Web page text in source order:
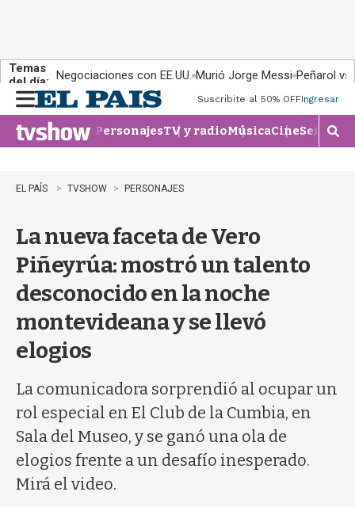
Temas
del día: Negociaciones con EE.UU. Murió Jorge Messi Peñarol
n
u
Suscribite al 50% OFFIngresar
PersonajesTV y radioMúsicaCineSeries
M
o
EL PAÍS TVSHOW PERSONAJES
La nueva faceta de Vero
Piñeyrúa: mostró un talento
desconocido en la noche
montevideana y se llevó
elogios
La comunicadora sorprendió al ocupar un
rol especial en El Club de la Cumbia, en
Sala del Museo, y se ganó una ola de
elogios frente a un desafío inesperado.
Mirá el video.